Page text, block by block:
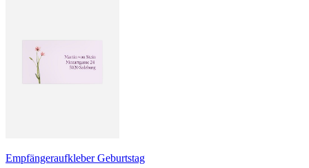
Empfängeraufkleber Geburtstag